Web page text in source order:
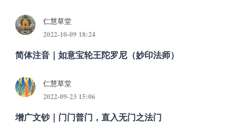
仁慧草堂
2022-10-09 18:24
简体注音｜如意宝轮王陀罗尼（妙印法师）
仁慧草堂
2022-09-23 15:06
增广文钞｜门门普门，直入无门之法门